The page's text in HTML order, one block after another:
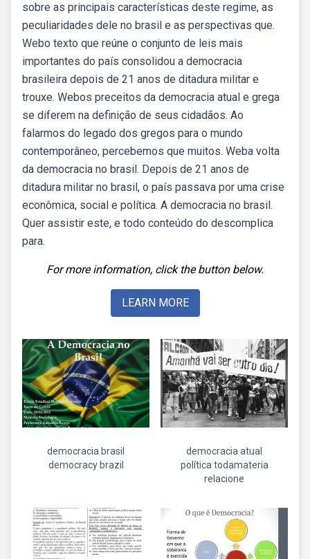
sobre as principais características deste regime, as
peculiaridades dele no brasil e as perspectivas que.
Webo texto que reúne o conjunto de leis mais
importantes do país consolidou a democracia
brasileira depois de 21 anos de ditadura militar e
trouxe. Webos preceitos da democracia atual e grega
se diferem na definição de seus cidadãos. Ao
falarmos do legado dos gregos para o mundo
contemporâneo, percebemos que muitos. Weba volta
da democracia no brasil. Depois de 21 anos de
ditadura militar no brasil, o país passava por uma crise
econômica, social e política. A democracia no brasil.
Quer assistir este, e todo conteúdo do descomplica
para.
For more information, click the button below.
LEARN MORE
democracia brasil
democracy brazil
democracia atual
política todamateria
relacione